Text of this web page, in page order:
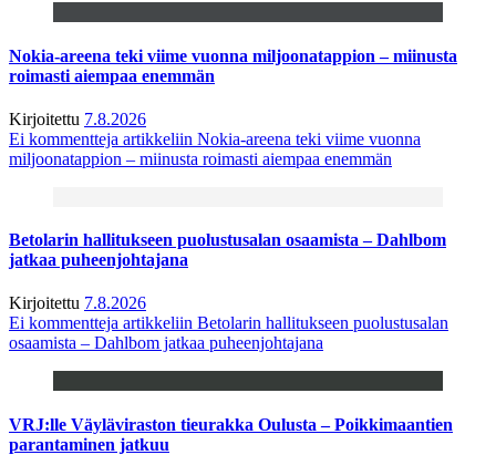
Nokia-areena teki viime vuonna miljoonatappion – miinusta
roimasti aiempaa enemmän
Kirjoitettu 7.8.2026
Ei kommentteja artikkeliin Nokia-areena teki viime vuonna
miljoonatappion – miinusta roimasti aiempaa enemmän
Betolarin hallitukseen puolustusalan osaamista – Dahlbom
jatkaa puheenjohtajana
Kirjoitettu 7.8.2026
Ei kommentteja artikkeliin Betolarin hallitukseen puolustusalan
osaamista – Dahlbom jatkaa puheenjohtajana
VRJ:lle Väyläviraston tieurakka Oulusta – Poikkimaantien
parantaminen jatkuu